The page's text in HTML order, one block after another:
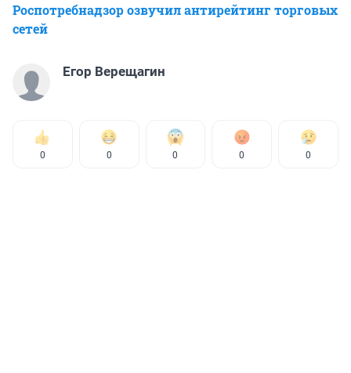
Роспотребнадзор озвучил антирейтинг торговых
сетей
Егор Верещагин
0 0 0 0 0